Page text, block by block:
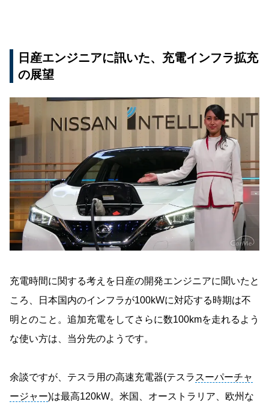
日産エンジニアに訊いた、充電インフラ拡充
の展望
充電時間に関する考えを日産の開発エンジニアに聞いたと
ころ、日本国内のインフラが100kWに対応する時期は不
明とのこと。追加充電をしてさらに数100kmを走れるよう
な使い方は、当分先のようです。
余談ですが、テスラ用の高速充電器(テスラ スーパーチャ
ージャー)は最高120kW。米国、オーストラリア、欧州な